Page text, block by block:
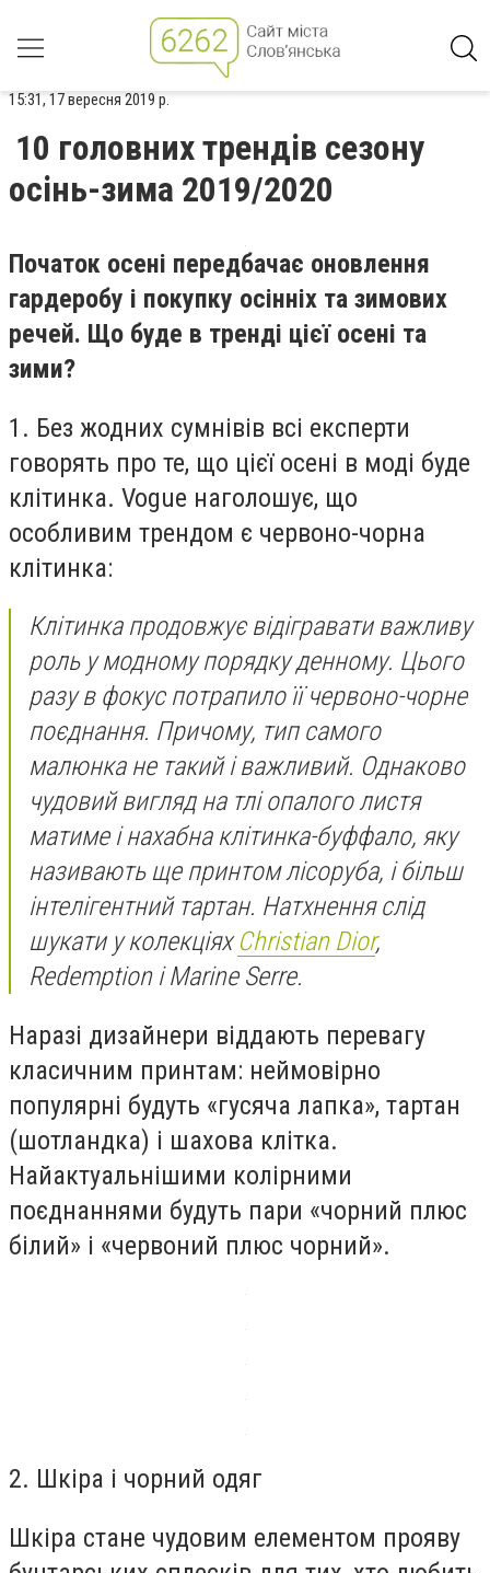
15:31, 17 вересня 2019 р.
10 головних трендів сезону
осінь-зима 2019/2020
Початок осені передбачає оновлення
гардеробу і покупку осінніх та зимових
речей. Що буде в тренді цієї осені та
зими?
1. Без жодних сумнівів всі експерти
говорять про те, що цієї осені в моді буде
клітинка. Vogue наголошує, що
особливим трендом є червоно-чорна
клітинка:
Клітинка продовжує відігравати важливу
роль у модному порядку денному. Цього
разу в фокус потрапило її червоно-чорне
поєднання. Причому, тип самого
малюнка не такий і важливий. Однаково
чудовий вигляд на тлі опалого листя
матиме і нахабна клітинка-буффало, яку
називають ще принтом лісоруба, і більш
інтелігентний тартан. Натхнення слід
шукати у колекціяхChristian Dior,
Redemption і Marine Serre.
Наразі дизайнери віддають перевагу
класичним принтам: неймовірно
популярні будуть «гусяча лапка», тартан
(шотландка) і шахова клітка.
Найактуальнішими колірними
поєднаннями будуть пари «чорний плюс
білий» і «червоний плюс чорний».
2. Шкіра і чорний одяг
Шкіра стане чудовим елементом прояву